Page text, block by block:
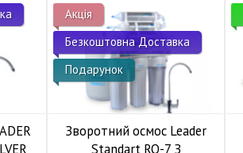
Акція
Безкоштовна Доставка
Подарунок
Зворотний осмос Leader
Standart RO-7 З